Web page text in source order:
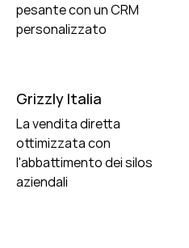
pesante con un CRM
personalizzato
Grizzly Italia
La vendita diretta
ottimizzata con
l'abbattimento dei silos
aziendali